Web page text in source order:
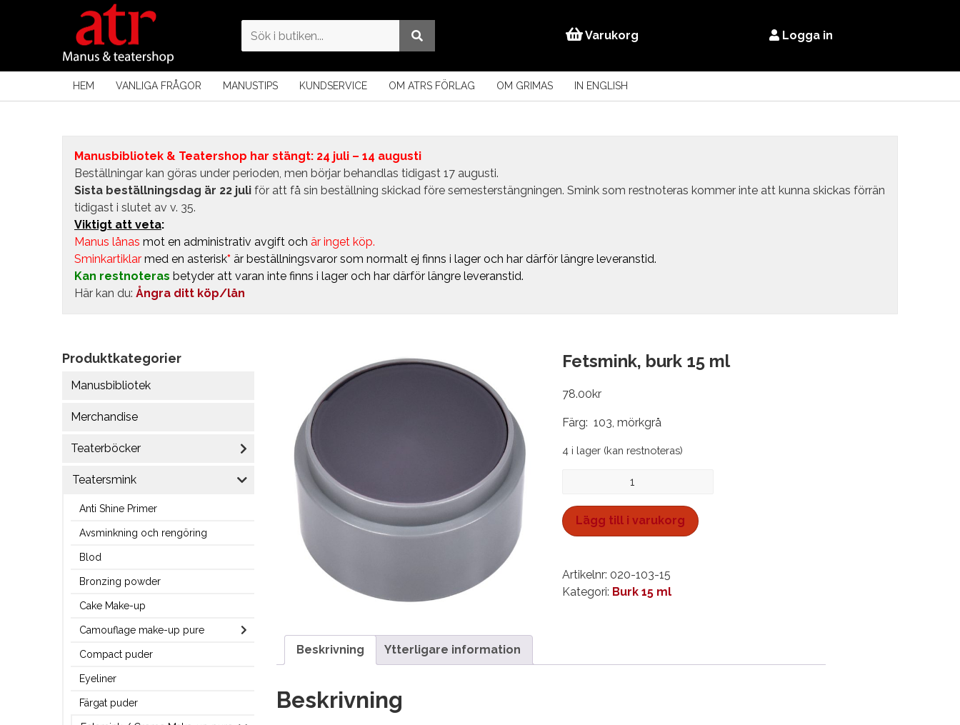
Varukorg Logga in
HEM VANLIGA FRÅGOR MANUSTIPS KUNDSERVICE OM ATRS FÖRLAG OM GRIMAS IN ENGLISH
Manusbibliotek & Teatershop har stängt: 24 juli – 14 augusti
Beställningar kan göras under perioden, men börjar behandlas tidigast 17 augusti.
Sista beställningsdag är 22 juli för att få sin beställning skickad före semesterstängningen. Smink som restnoteras kommer inte att kunna skickas förrän
tidigast i slutet av v. 35.
Viktigt att veta:
Manus lånas mot en administrativ avgift och är inget köp.
Sminkartiklar med en asterisk* är beställningsvaror som normalt ej finns i lager och har därför längre leveranstid.
Kan restnoteras betyder att varan inte finns i lager och har därför längre leveranstid.
Här kan du: Ångra ditt köp/lån
Produktkategorier
Manusbibliotek
Merchandise
Teaterböcker
Teatersmink
Anti Shine Primer
Avsminkning och rengöring
Blod
Bronzing powder
Cake Make-up
Camouflage make-up pure
Compact puder
Eyeliner
Färgat puder
Fetsmink, burk 15 ml
78.00kr
Färg: 103, mörkgrå
4 i lager (kan restnoteras)
15
ml
Lägg till i varukorg
Artikelnr: 020-103-15
Kategori: Burk 15 ml
Beskrivning Ytterligare information
Beskrivning